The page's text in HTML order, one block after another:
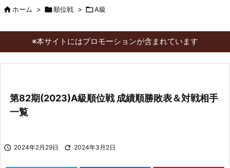
ホーム > 順位戦 > A級
※本サイトにはプロモーションが含まれています
第82期(2023)A級順位戦 成績順勝敗表＆対戦相手
一覧
 2024年2月29日  2024年3月2日